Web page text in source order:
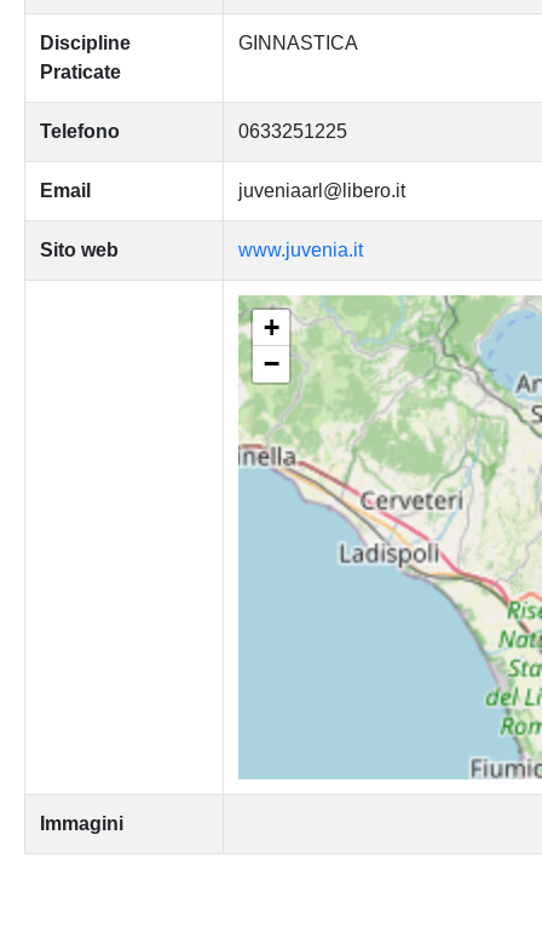
Discipline
Praticate
GINNASTICA
Telefono 0633251225
Email juveniaarl@libero.it
Sito web www.juvenia.it
+
−
Immagini